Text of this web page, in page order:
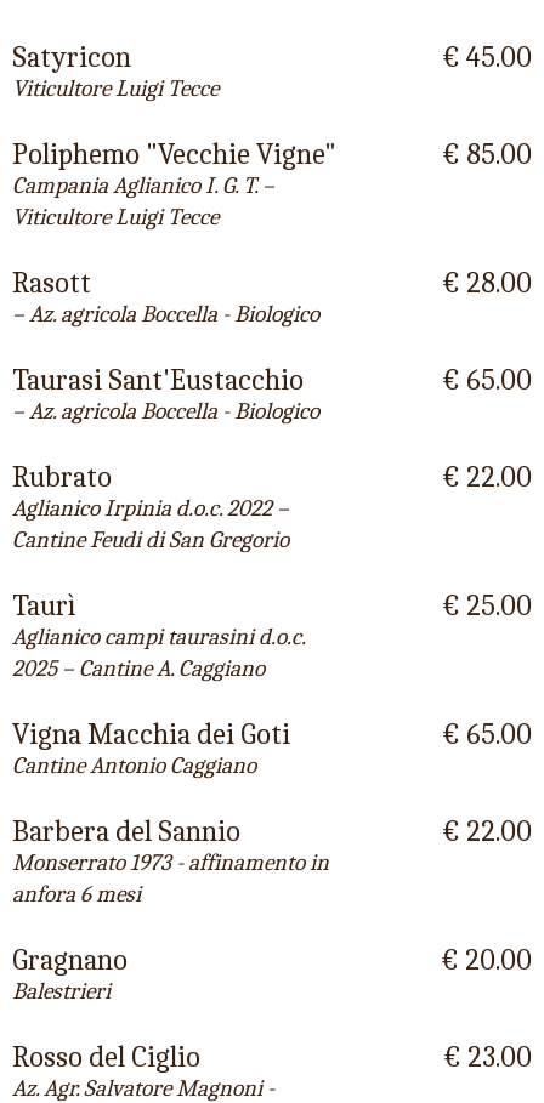
Satyricon
Viticultore Luigi Tecce
€ 45.00
Poliphemo "Vecchie Vigne"
Campania Aglianico I. G. T. –
Viticultore Luigi Tecce
€ 85.00
Rasott
– Az. agricola Boccella - Biologico
€ 28.00
Taurasi Sant'Eustacchio
– Az. agricola Boccella - Biologico
€ 65.00
Rubrato
Aglianico Irpinia d.o.c. 2022 –
Cantine Feudi di San Gregorio
€ 22.00
Taurì
Aglianico campi taurasini d.o.c.
2025 – Cantine A. Caggiano
€ 25.00
Vigna Macchia dei Goti
Cantine Antonio Caggiano
€ 65.00
Barbera del Sannio
Monserrato 1973 - affinamento in
anfora 6 mesi
€ 22.00
Gragnano
Balestrieri
€ 20.00
Rosso del Ciglio
Az. Agr. Salvatore Magnoni -
€ 23.00